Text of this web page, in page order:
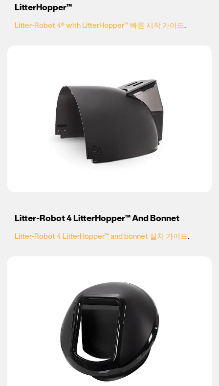
LitterHopper™
Litter-Robot 4® with LitterHopper™ 빠른 시작 가이드.
Litter-Robot 4 LitterHopper™ And Bonnet
Litter-Robot 4 LitterHopper™ and bonnet 설치 가이드.